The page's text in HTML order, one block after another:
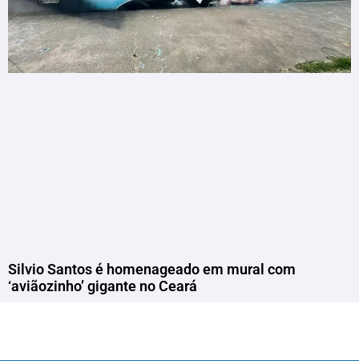
Silvio Santos é homenageado em mural com
‘aviãozinho’ gigante no Ceará